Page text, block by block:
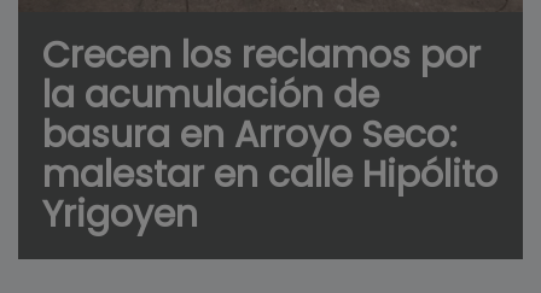
Crecen los reclamos por
la acumulación de
basura en Arroyo Seco:
malestar en calle Hipólito
Yrigoyen